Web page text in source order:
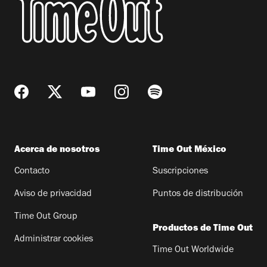
Acerca de nosotros
Contacto
Aviso de privacidad
Time Out Group
Administrar cookies
Time Out México
Suscripciones
Puntos de distribución
Productos de Time Out
Time Out Worldwide